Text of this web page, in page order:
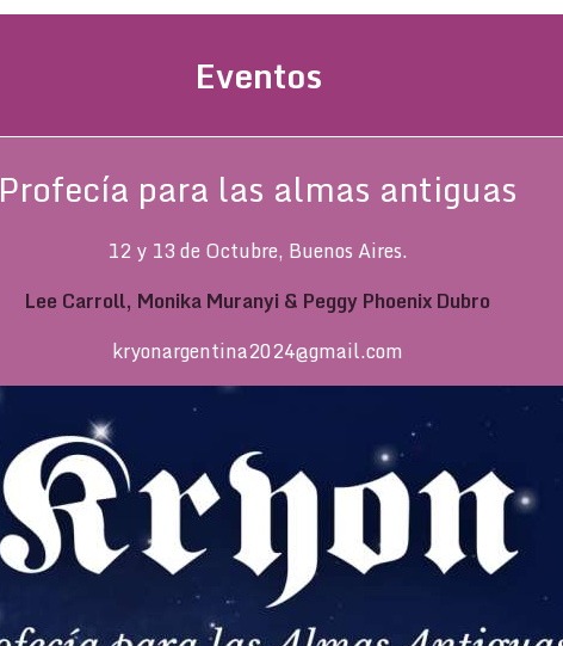
Eventos
Profecía para las almas antiguas
12 y 13 de Octubre, Buenos Aires.
Lee Carroll, Monika Muranyi & Peggy Phoenix Dubro
kryonargentina2024@gmail.com